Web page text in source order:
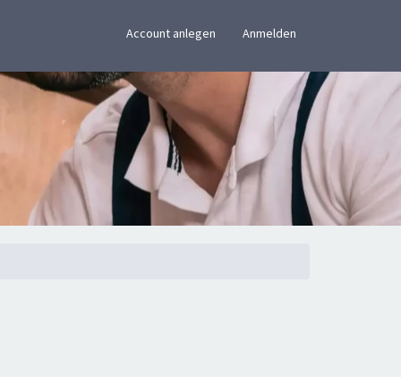
Account anlegen Anmelden